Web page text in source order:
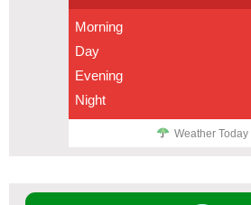
Morning
Day
Evening
Night
Weather Today